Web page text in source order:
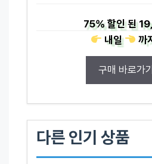
75%할인 된
내일
까
구매 바로가기
다른 인기 상품